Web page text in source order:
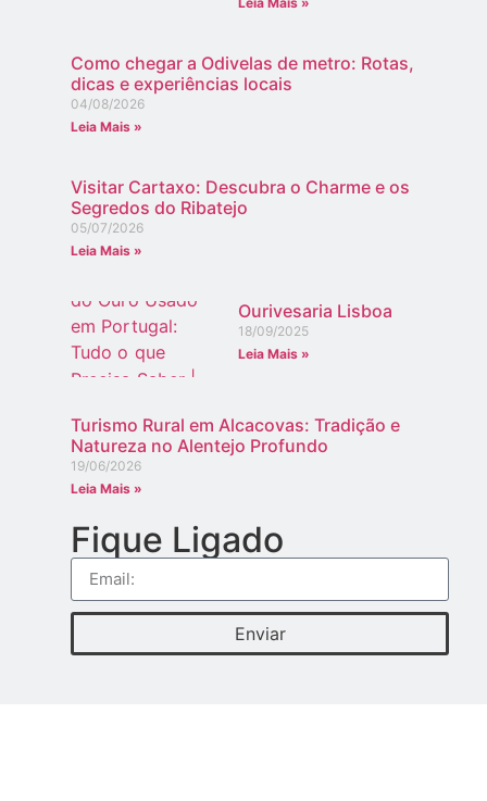
Como chegar a Odivelas de metro: Rotas,
dicas e experiências locais
04/08/2026
Leia Mais »
Visitar Cartaxo: Descubra o Charme e os
Segredos do Ribatejo
05/07/2026
Leia Mais »
Ourivesaria Lisboa
18/09/2025
Leia Mais »
Turismo Rural em Alcacovas: Tradição e
Natureza no Alentejo Profundo
19/06/2026
Leia Mais »
Fique Ligado
Enviar